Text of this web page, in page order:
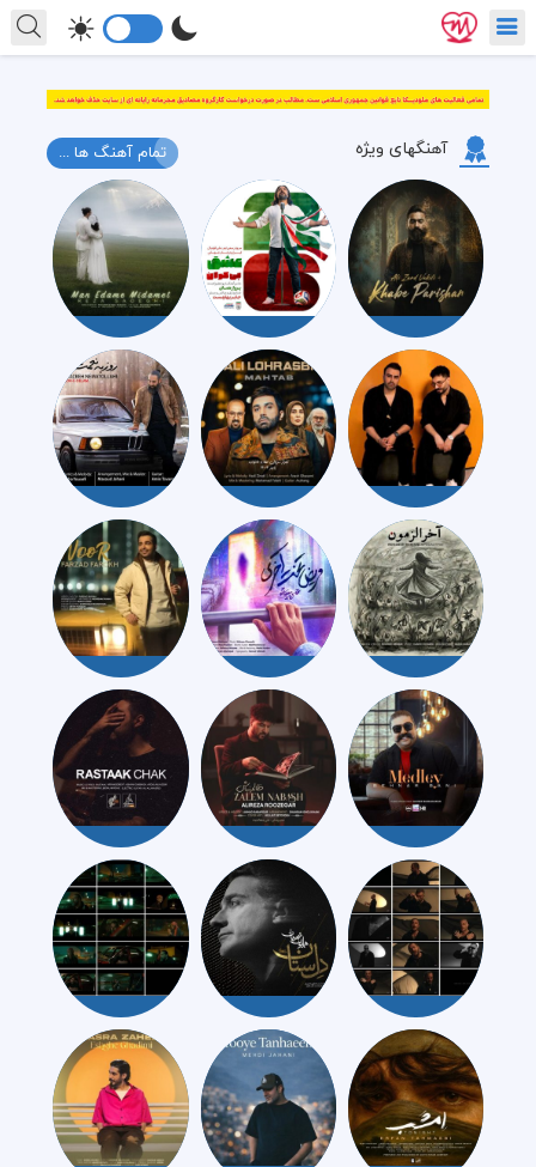
آهنگهای ویژه تمام آهنگ ها ...